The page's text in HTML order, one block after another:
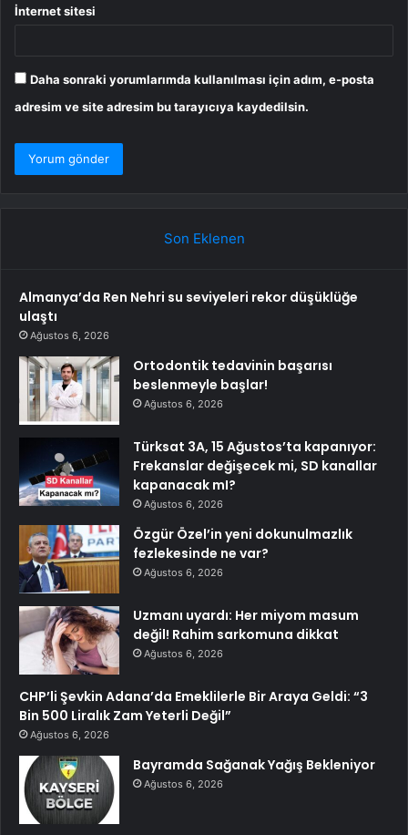
İnternet sitesi
Daha sonraki yorumlarımda kullanılması için adım, e-posta
adresim ve site adresim bu tarayıcıya kaydedilsin.
Son Eklenen
Almanya’da Ren Nehri su seviyeleri rekor düşüklüğe
ulaştı
Ağustos 6, 2026
Ortodontik tedavinin başarısı
beslenmeyle başlar!
Ağustos 6, 2026
Türksat 3A, 15 Ağustos’ta kapanıyor:
Frekanslar değişecek mi, SD kanallar
kapanacak mI?
Ağustos 6, 2026
Özgür Özel’in yeni dokunulmazlık
fezlekesinde ne var?
Ağustos 6, 2026
Uzmanı uyardı: Her miyom masum
değil! Rahim sarkomuna dikkat
Ağustos 6, 2026
CHP’li Şevkin Adana’da Emeklilerle Bir Araya Geldi: “3
Bin 500 Liralık Zam Yeterli Değil”
Ağustos 6, 2026
Bayramda Sağanak Yağış Bekleniyor
Ağustos 6, 2026